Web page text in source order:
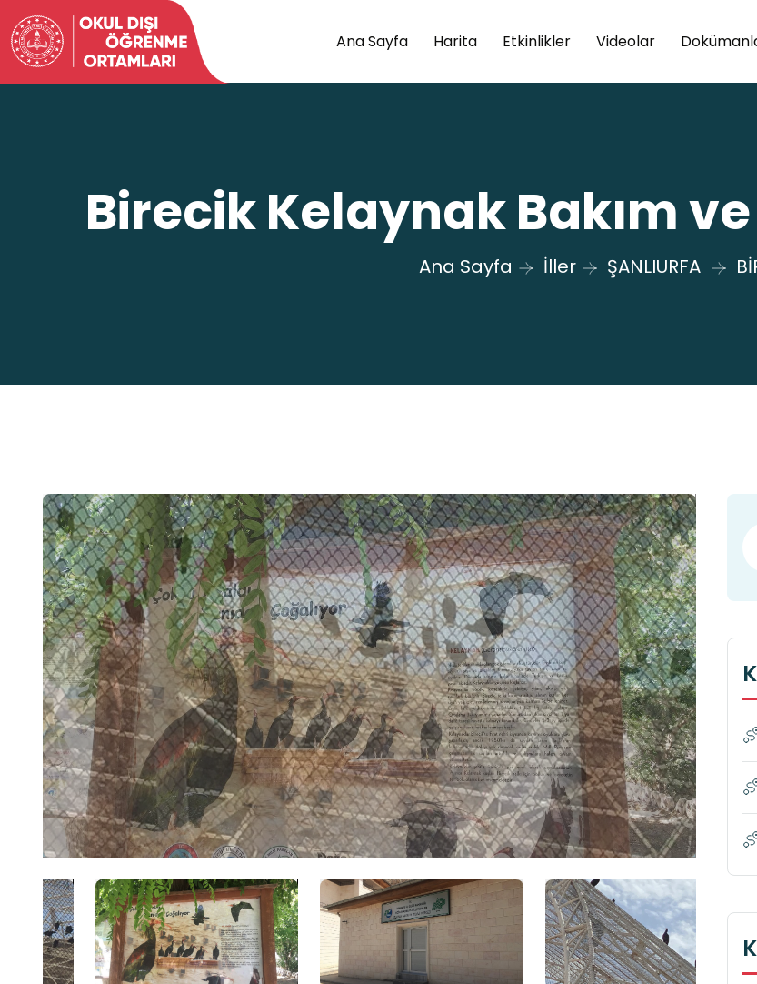
Ana Sayfa Harita Etkinlikler Videolar
Birecik Kelaynak Bakım
Ana Sayfa İller ŞANLIURFA